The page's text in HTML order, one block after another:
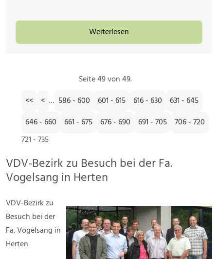
Weiterlesen
Seite 49 von 49.
<<
< … 586 - 600 601 - 615 616 - 630
631 - 645
646 - 660
661 - 675 676 - 690 691 - 705
706 - 720
721 - 735
VDV-Bezirk zu Besuch bei der Fa.
Vogelsang in Herten
VDV-Bezirk zu
Besuch bei der
Fa. Vogelsang in
Herten